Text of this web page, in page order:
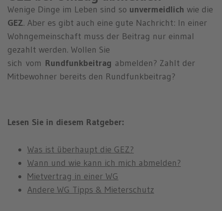
Wenige Dinge im Leben sind so unvermeidlich wie die
GEZ. Aber es gibt auch eine gute Nachricht: In einer
Wohngemeinschaft muss der Beitrag nur einmal
gezahlt werden. Wollen Sie
sich vom Rundfunkbeitrag abmelden? Zahlt der
Mitbewohner bereits den Rundfunkbeitrag?
Lesen Sie in diesem Ratgeber:
Was ist überhaupt die GEZ?
Wann und wie kann ich mich abmelden?
Mietvertrag in einer WG
Andere WG Tipps & Mieterschutz